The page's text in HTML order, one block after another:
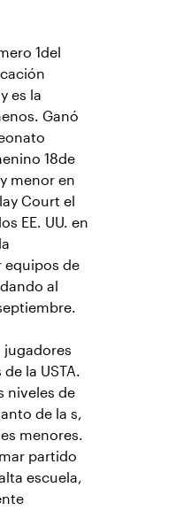
1del
es la
Ganó
18de
menor en
Court el
EE. UU. en
de
al
jugadores
la USTA.
niveles de
de la s,
menores.
partido
escuela,